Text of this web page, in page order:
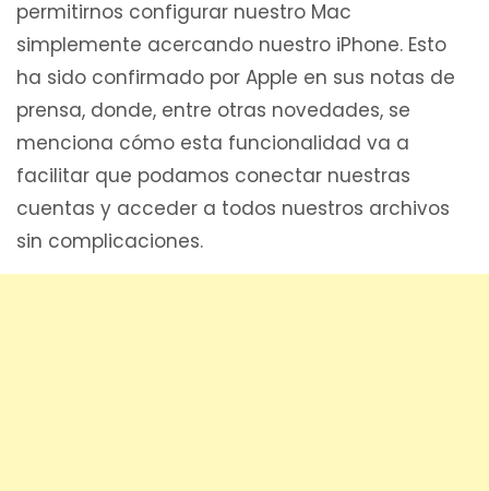
permitirnos configurar nuestro Mac
simplemente acercando nuestro iPhone. Esto
ha sido confirmado por Apple en sus notas de
prensa, donde, entre otras novedades, se
menciona cómo esta funcionalidad va a
facilitar que podamos conectar nuestras
cuentas y acceder a todos nuestros archivos
sin complicaciones.